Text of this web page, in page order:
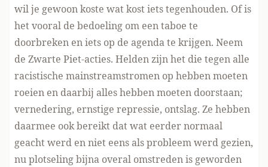
wil je gewoon koste wat kost iets tegenhouden. Of is
het vooral de bedoeling om een taboe te
doorbreken en iets op de agenda te krijgen. Neem
de Zwarte Piet-acties. Helden zijn het die tegen alle
racistische mainstreamstromen op hebben moeten
roeien en daarbij alles hebben moeten doorstaan;
vernedering, ernstige repressie, ontslag. Ze hebben
daarmee ook bereikt dat wat eerder normaal
geacht werd en niet eens als probleem werd gezien,
nu plotseling bijna overal omstreden is geworden